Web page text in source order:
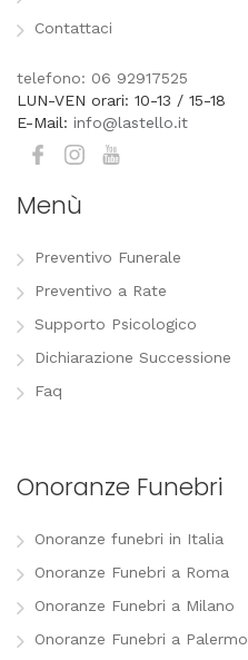
Contattaci
telefono: 06 92917525
LUN-VEN orari: 10-13 / 15-18
E-Mail: info@lastello.it
Menù
Preventivo Funerale
Preventivo a Rate
Supporto Psicologico
Dichiarazione Successione
Faq
Onoranze Funebri
Onoranze funebri in Italia
Onoranze Funebri a Roma
Onoranze Funebri a Milano
Onoranze Funebri a Palermo